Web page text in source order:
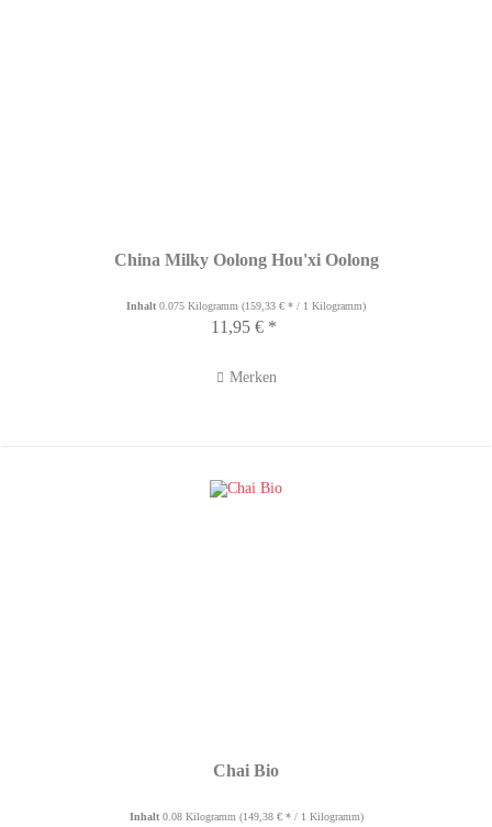
China Milky Oolong Hou'xi Oolong
Inhalt0.075 Kilogramm(159,33 € * / 1 Kilogramm)
11,95 € *
Merken
Chai Bio
Inhalt 0.08 Kilogramm (149,38 € * / 1 Kilogramm)